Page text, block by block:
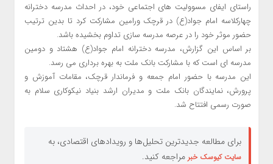
راستای ایفای مسوولیت های اجتماعی خود، در احداث مدرسه دخترانه
چهارکلاسه امام جواد(ع) در قرچک ورامین مشارکت کرد تا بدین ترتیب
حضور موثر خود را در عرصه مدرسه سازی تداوم بخشیده باشد.
بر اساس این گزارش، مدرسه دخترانه امام جواد(ع) هشتاد و دومین
مدرسه ای است که با مشارکت بانک ملت به بهره برداری می رسد.
این مدرسه با حضور امام جمعه و فرماندار قرچک، مقامات آموزش و
پرورش، نمایندگان بانک ملت و مدیران ارشد بنیاد نیکوکاری سلام به
صورت رسمی افتتاح شد.
برای مطالعه جدیدترین تحلیل‌ها و رویدادهای اقتصادی، به
سایت کیوسک خبر مراجعه کنید.